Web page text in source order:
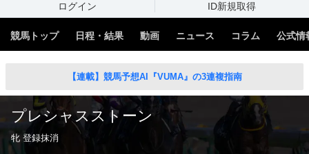
ログイン ID新規取得
競馬トップ 日程・結果 動画 ニュース コラム 公式情
【連載】競馬予想AI『VUMA』の3連複指南
プレシャスストーン
牝 登録抹消